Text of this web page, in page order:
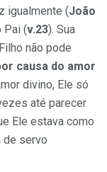
igualmente (João
Pai (v.23). Sua
não pode
causa do amor
divino, Ele só
até parecer
Ele estava como
de servo